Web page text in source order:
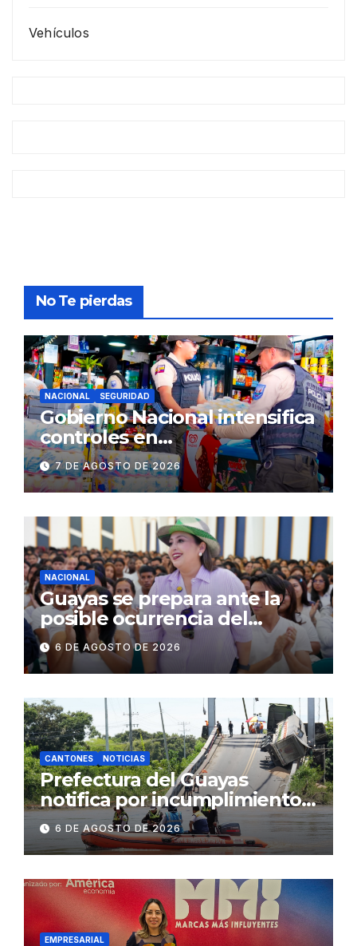
Vehículos
No Te pierdas
NACIONAL SEGURIDAD
Gobierno Nacional intensifica
controles en
establecimientos y espacios
públicos de Pichincha: 684
operativos en zonas
comerciales y de
concurrencia
7 DE AGOSTO DE 2026
NACIONAL
Guayas se prepara ante la
posible ocurrencia del
fenómeno de El Niño:
Gobierno Nacional capacita a
2.500 jóvenes
6 DE AGOSTO DE 2026
CANTONES NOTICIAS
Prefectura del Guayas
notifica por incumplimiento
contractual a la
Concesionaria CONORTE y
exige celeridad en
desmontaje del puente
Gonzalo Icaza Cornejo, en
Daule
6 DE AGOSTO DE 2026
EMPRESARIAL